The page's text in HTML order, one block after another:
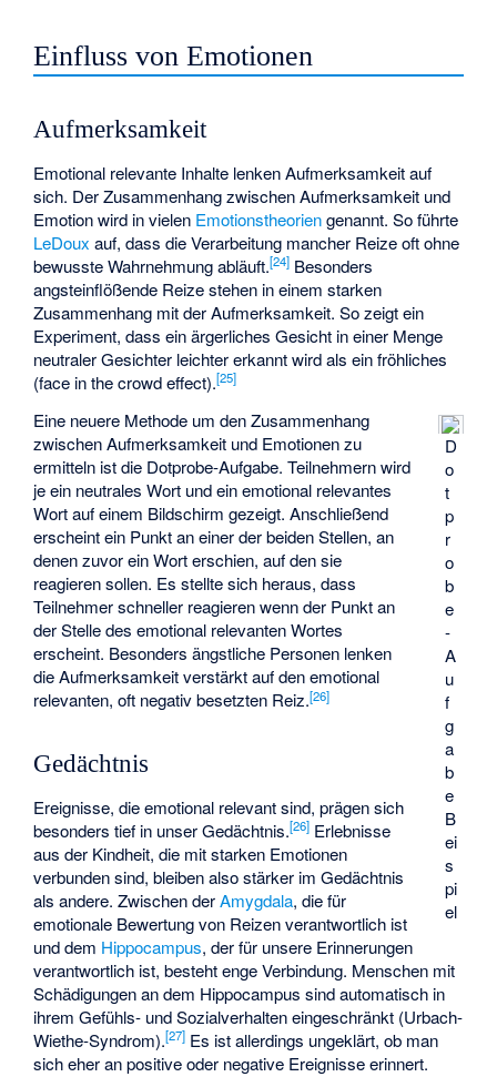
Einfluss von Emotionen
Aufmerksamkeit
Emotional relevante Inhalte lenken Aufmerksamkeit auf
sich. Der Zusammenhang zwischen Aufmerksamkeit und
Emotion wird in vielen Emotionstheoriengenannt. So führte
LeDoux auf, dass die Verarbeitung mancher Reize oft ohne
bewusste Wahrnehmung abläuft.[24] Besonders
angsteinflößende Reize stehen in einem starken
Zusammenhang mit der Aufmerksamkeit. So zeigt ein
Experiment, dass ein ärgerliches Gesicht in einer Menge
neutraler Gesichter leichter erkannt wird als ein fröhliches
(face in the crowd effect).[25]
D
o
t
p
r
o
b
e
-
A
u
f
g
a
b
e
B
ei
s
pi
el
Eine neuere Methode um den Zusammenhang
zwischen Aufmerksamkeit und Emotionen zu
ermitteln ist die Dotprobe-Aufgabe. Teilnehmern wird
je ein neutrales Wort und ein emotional relevantes
Wort auf einem Bildschirm gezeigt. Anschließend
erscheint ein Punkt an einer der beiden Stellen, an
denen zuvor ein Wort erschien, auf den sie
reagieren sollen. Es stellte sich heraus, dass
Teilnehmer schneller reagieren wenn der Punkt an
der Stelle des emotional relevanten Wortes
erscheint. Besonders ängstliche Personen lenken
die Aufmerksamkeit verstärkt auf den emotional
relevanten, oft negativ besetzten Reiz.[26]
Gedächtnis
Ereignisse, die emotional relevant sind, prägen sich
besonders tief in unser Gedächtnis.[26] Erlebnisse
aus der Kindheit, die mit starken Emotionen
verbunden sind, bleiben also stärker im Gedächtnis
als andere. Zwischen derAmygdala, die für
emotionale Bewertung von Reizen verantwortlich ist
und dem Hippocampus, der für unsere Erinnerungen
verantwortlich ist, besteht enge Verbindung. Menschen mit
Schädigungen an dem Hippocampus sind automatisch in
ihrem Gefühls- und Sozialverhalten eingeschränkt (Urbach-
Wiethe-Syndrom).[27] Es ist allerdings ungeklärt, ob man
sich eher an positive oder negative Ereignisse erinnert.